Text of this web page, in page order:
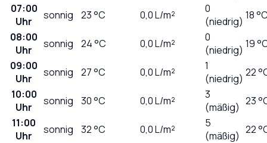
07:00
Uhr
sonnig 23°C 0,0L/m²
0
(niedrig) 18
08:00
Uhr
sonnig 24°C 0,0L/m²
0
(niedrig) 19
09:00
Uhr
sonnig 27°C 0,0L/m²
1
(niedrig) 22
10:00
Uhr
sonnig 30°C 0,0L/m²
3
(mäßig) 23
11:00
Uhr
sonnig 32°C 0,0L/m²
5
(mäßig) 22